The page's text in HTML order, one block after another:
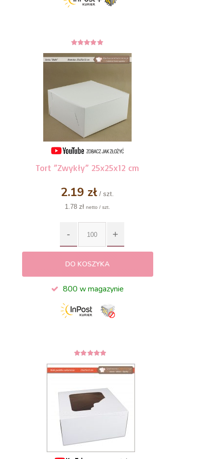
5z 5
Tort ”Zwykły” 25x25x12 cm
2.19 zł / szt.
1.78 zł netto / szt.
DO KOSZYKA
800 w magazynie
5z 5